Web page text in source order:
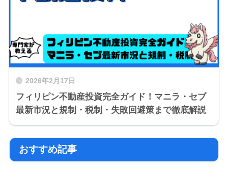
2026年2月17日
フィリピン不動産投資完全ガイド！マニラ・セブ
最新市況と規制・税制・失敗回避策まで徹底解説
おすすめ記事